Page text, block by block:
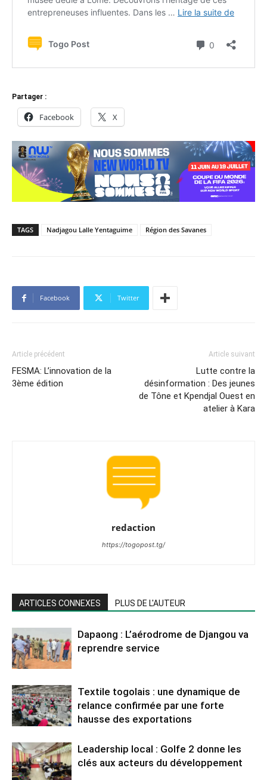
Partager :
Facebook X
TAGS Nadjagou Lalle Yentaguime Région des Savanes
Facebook Twitter
Article précédent
FESMA: L’innovation de la
3ème édition
Article suivant
Lutte contre la
désinformation : Des jeunes
de Tône et Kpendjal Ouest en
atelier à Kara
redaction
https://togopost.tg/
ARTICLES CONNEXES PLUS DE L'AUTEUR
Dapaong : L’aérodrome de Djangou va
reprendre service
Textile togolais : une dynamique de
relance confirmée par une forte
hausse des exportations
Leadership local : Golfe 2 donne les
clés aux acteurs du développement